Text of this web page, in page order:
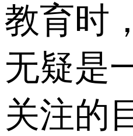
教育时
无疑是
关注的